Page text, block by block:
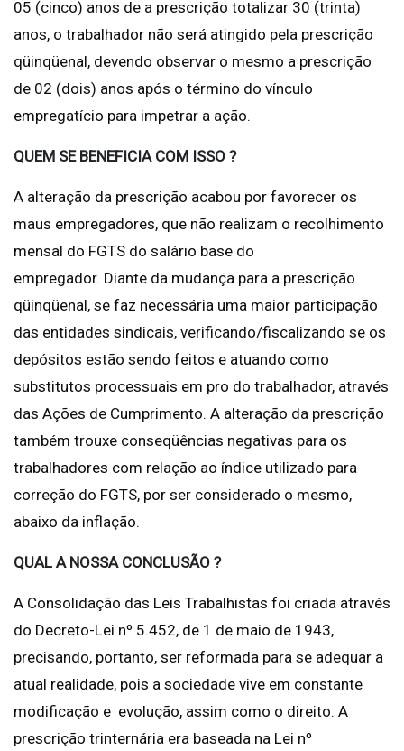
05 (cinco) anos de a prescrição totalizar 30 (trinta)
anos, o trabalhador não será atingido pela prescrição
qüinqüenal, devendo observar o mesmo a prescrição
de 02 (dois) anos após o término do vínculo
empregatício para impetrar a ação.
QUEM SE BENEFICIA COM ISSO ?
A alteração da prescrição acabou por favorecer os
maus empregadores, que não realizam o recolhimento
mensal do FGTS do salário base do
empregador. Diante da mudança para a prescrição
qüinqüenal, se faz necessária uma maior participação
das entidades sindicais, verificando/fiscalizando se os
depósitos estão sendo feitos e atuando como
substitutos processuais em pro do trabalhador, através
das Ações de Cumprimento. A alteração da prescrição
também trouxe conseqüências negativas para os
trabalhadores com relação ao índice utilizado para
correção do FGTS, por ser considerado o mesmo,
abaixo da inflação.
QUAL A NOSSA CONCLUSÃO ?
A Consolidação das Leis Trabalhistas foi criada através
do Decreto-Lei nº 5.452, de 1 de maio de 1943,
precisando, portanto, ser reformada para se adequar a
atual realidade, pois a sociedade vive em constante
modificação e evolução, assim como o direito. A
prescrição trinternária era baseada na Lei nº